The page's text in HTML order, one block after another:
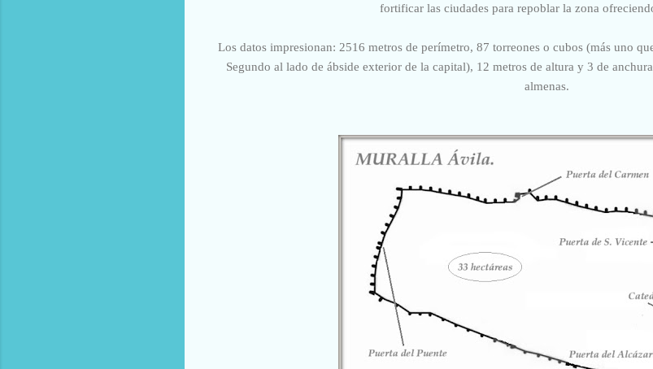
fortificar las ciudades para repoblar la zona
Los datos impresionan: 2516 metros de perímetro, 87 torreones o cubos (más uno
Segundo al lado de ábside exterior de la capital), 12 metros de altura y 3 de
almenas.